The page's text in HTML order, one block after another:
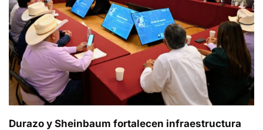
Durazo y Sheinbaum fortalecen infraestructura